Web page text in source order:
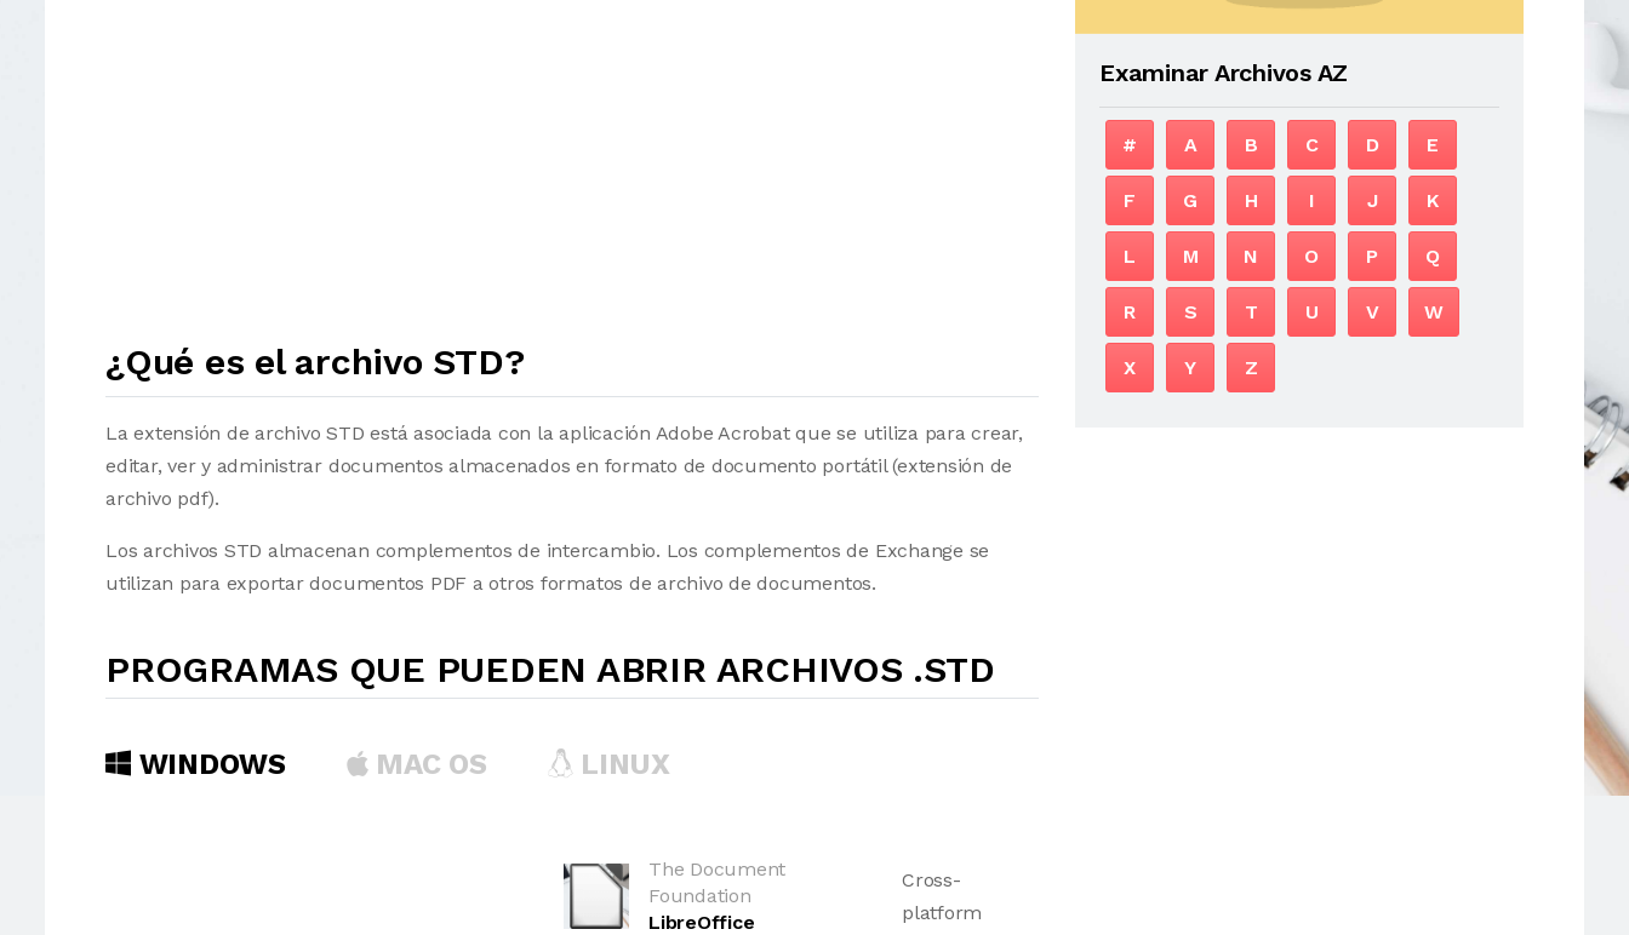
¿Qué es el archivo STD?
La extensión de archivo STD está asociada con la aplicación Adobe Acrobat que se utiliza para crear,
editar, ver y administrar documentos almacenados en formato de documento portátil (extensión de
archivo pdf).
Los archivos STD almacenan complementos de intercambio. Los complementos de Exchange se
utilizan para exportar documentos PDF a otros formatos de archivo de documentos.
PROGRAMAS QUE PUEDEN ABRIR ARCHIVOS .STD
WINDOWS MAC OS LINUX
The Document
Foundation
LibreOffice
Cross-
platform
Examinar Archivos AZ
# A B C D E
F G H I J K
L M N O P Q
R S T U V W
X Y Z